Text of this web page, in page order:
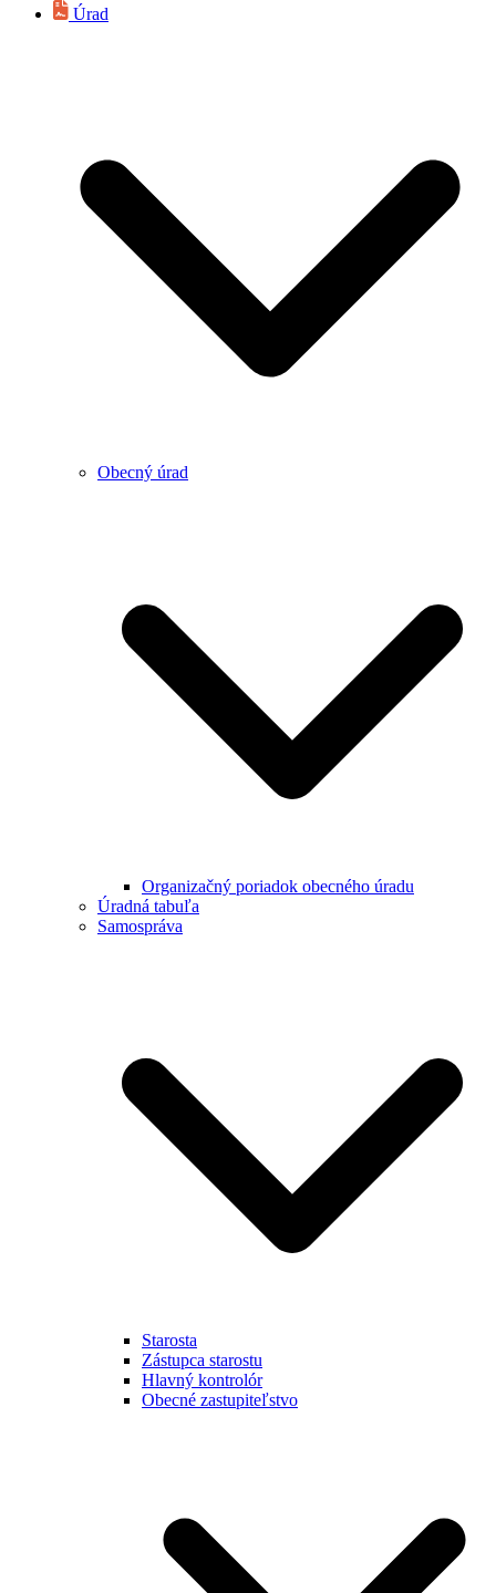
Úrad
Obecný úrad
Organizačný poriadok obecného úradu
Úradná tabuľa
Samospráva
Starosta
Zástupca starostu
Hlavný kontrolór
Obecné zastupiteľstvo